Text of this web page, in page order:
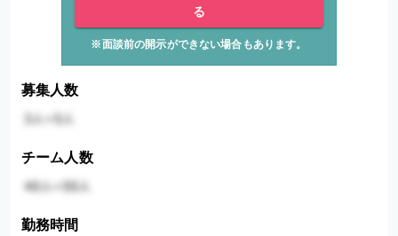
る
※面談前の開示ができない場合もあります。
募集人数
チーム人数
勤務時間